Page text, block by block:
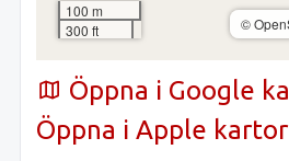
100 m
300 ft
©
Öppna i Google
Öppna i Apple kartor